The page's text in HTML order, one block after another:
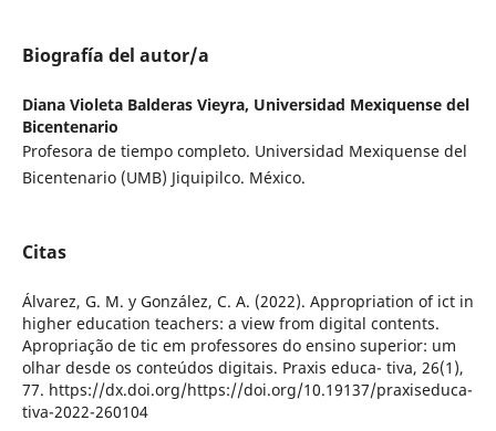
Biografía del autor/a
Diana Violeta Balderas Vieyra, Universidad Mexiquense del
Bicentenario
Profesora de tiempo completo. Universidad Mexiquense del
Bicentenario (UMB) Jiquipilco. México.
Citas
Álvarez, G. M. y González, C. A. (2022). Appropriation of ict in
higher education teachers: a view from digital contents.
Apropriação de tic em professores do ensino superior: um
olhar desde os conteúdos digitais. Praxis educa- tiva, 26(1),
77. https://dx.doi.org/https://doi.org/10.19137/praxiseduca-
tiva-2022-260104